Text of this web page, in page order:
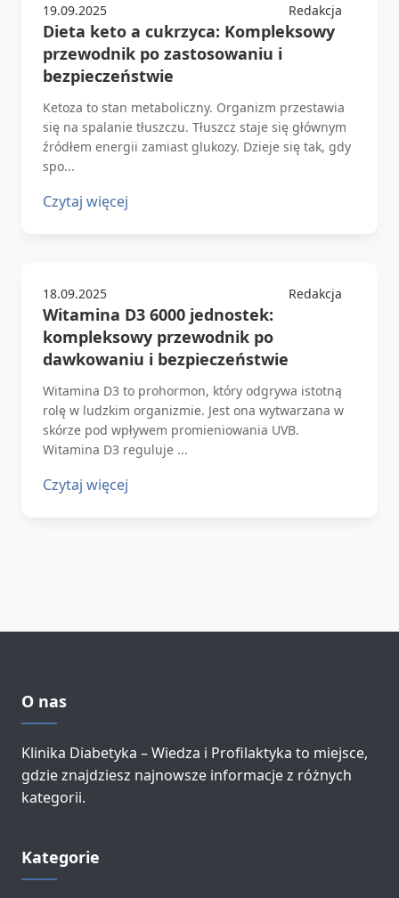
19.09.2025 Redakcja
Dieta keto a cukrzyca: Kompleksowy
przewodnik po zastosowaniu i
bezpieczeństwie
Ketoza to stan metaboliczny. Organizm przestawia
się na spalanie tłuszczu. Tłuszcz staje się głównym
źródłem energii zamiast glukozy. Dzieje się tak, gdy
spo...
Czytaj więcej
18.09.2025 Redakcja
Witamina D3 6000 jednostek:
kompleksowy przewodnik po
dawkowaniu i bezpieczeństwie
Witamina D3 to prohormon, który odgrywa istotną
rolę w ludzkim organizmie. Jest ona wytwarzana w
skórze pod wpływem promieniowania UVB.
Witamina D3 reguluje ...
Czytaj więcej
O nas
Klinika Diabetyka – Wiedza i Profilaktyka to miejsce,
gdzie znajdziesz najnowsze informacje z różnych
kategorii.
Kategorie